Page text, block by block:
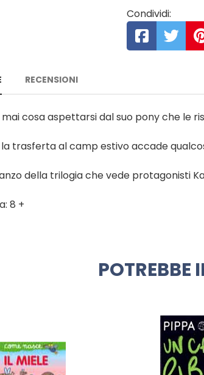
Condividi:
RECENSIONI
mai cosa aspettarsi dal suo pony che le
trasferta al camp estivo accade
della trilogia che vede protagonisti
8 +
POTREBBE